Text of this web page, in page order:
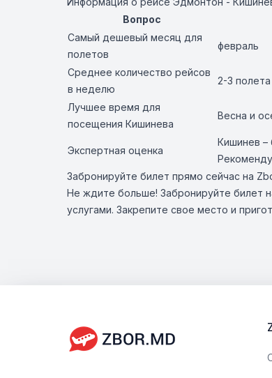
Вопрос
Самый дешевый месяц для
полетов
февраль
Среднее количество рейсов
в неделю
2-3 полета
Лучшее время для
посещения Кишинева
Весна и
Экспертная оценка
Кишинев –
Забронируйте билет прямо сейчас на
Не ждите больше! Забронируйте билет
услугами. Закрепите свое место и